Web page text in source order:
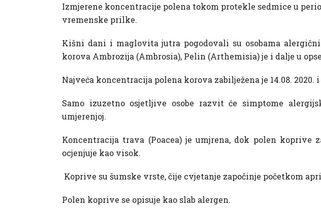
Izmjerene koncentracije polena tokom protekle sedmice u
vremenske prilke.
Kišni dani i maglovita jutra pogodovali su osobama
korova Ambrozija (Ambrosia), Pelin (Arthemisia) je i dalje u
Najveća koncentracija polena korova zabilježena je 14.08. 2020. i
Samo izuzetno osjetljive osobe razvit će simptome
umjerenjoj.
Koncentracija trava (Poacea) je umjrena, dok polen
ocjenjuje kao visok.
Koprive su šumske vrste, čije cvjetanje započinje početkom
Polen koprive se opisuje kao slab alergen.